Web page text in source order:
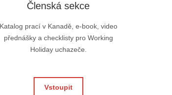
Členská sekce
Katalog prací v Kanadě, e-book, video
přednášky a checklisty pro Working
Holiday uchazeče.
Vstoupit